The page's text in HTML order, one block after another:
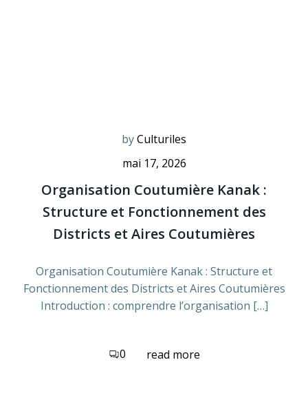
byCulturiles
mai 17, 2026
Organisation Coutumière Kanak :
Structure et Fonctionnement des
Districts et Aires Coutumières
Organisation Coutumière Kanak : Structure et
Fonctionnement des Districts et Aires Coutumières
Introduction : comprendre l’organisation […]
0 read more